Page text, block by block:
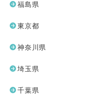
福島県
東京都
神奈川県
埼玉県
千葉県